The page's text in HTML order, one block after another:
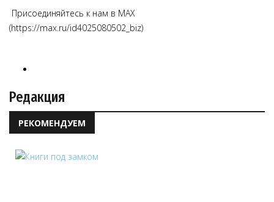
Присоединяйтесь к нам в MAX
(https://max.ru/id4025080502_biz)
Редакция
РЕКОМЕНДУЕМ